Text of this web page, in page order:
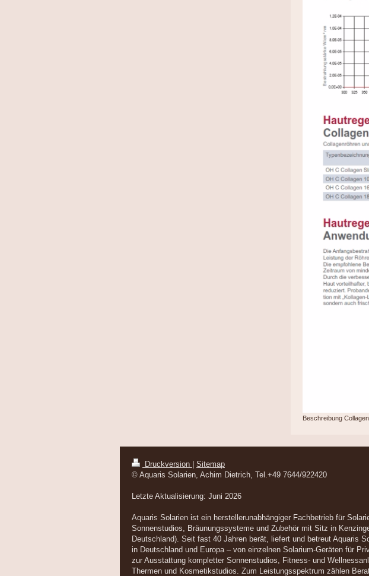
Beschreibung
Druckversion
Sitemap
© Aquaris Solarien, Achim Dietrich, Tel.+49 7644/922420
Letzte Aktualisierung: Juni 2026
Aquaris Solarien ist ein herstellerunabhängiger Fachbetrieb für
Sonnenstudios, Bräunungssysteme und Zubehör mit Sitz in
Deutschland). Seit fast 40 Jahren berät, liefert und betreut Aquaris
in Deutschland und Europa – von einzelnen Solarium-Geräten für
zur Ausstattung kompletter Sonnenstudios, Fitness- und
Thermen und Kosmetikstudios. Zum Leistungsspektrum zählen